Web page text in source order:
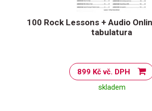
100 Rock Lessons + Audio
tabulatura
899 Kč vč. DPH
skladem